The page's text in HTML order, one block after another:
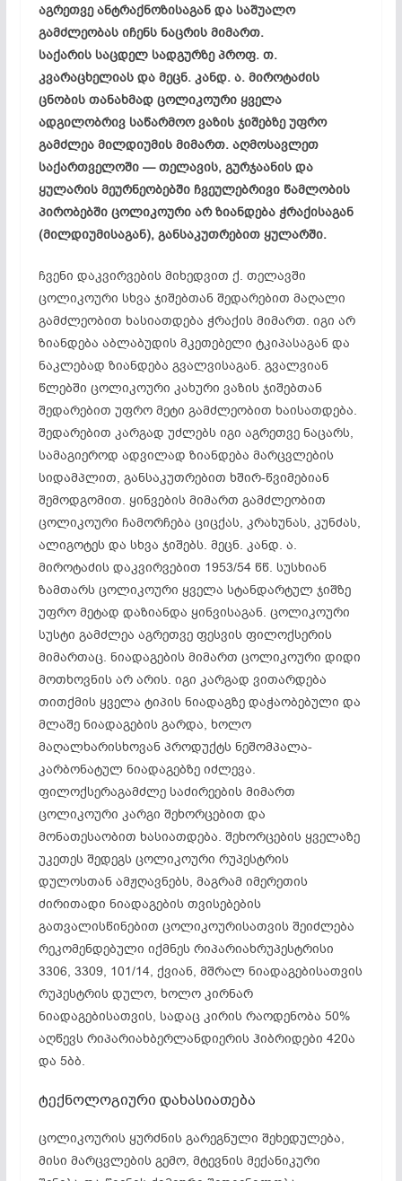
აგრეთვე ანტრაქნოზისაგან და საშუალო
გამძლეობას იჩენს ნაცრის მიმართ.
საქარის საცდელ სადგურზე პროფ. თ.
კვარაცხელიას და მეცნ. კანდ. ა. მიროტაძის
ცნობის თანახმად ცოლიკოური ყველა
ადგილობრივ საწარმოო ვაზის ჯიშებზე უფრო
გამძლეა მილდიუმის მიმართ. აღმოსავლეთ
საქართველოში — თელავის, გურჯაანის და
ყულარის მეურნეობებში ჩვეულებრივი წამლობის
პირობებში ცოლიკოური არ ზიანდება ჭრაქისაგან
(მილდიუმისაგან), განსაკუთრებით ყულარში.
ჩვენი დაკვირვების მიხედვით ქ. თელავში
ცოლიკოური სხვა ჯიშებთან შედარებით მაღალი
გამძლეობით ხასიათდება ჭრაქის მიმართ. იგი არ
ზიანდება აბლაბუდის მკეთებელი ტკიპასაგან და
ნაკლებად ზიანდება გვალვისაგან. გვალვიან
წლებში ცოლიკოური კახური ვაზის ჯიშებთან
შედარებით უფრო მეტი გამძლეობით ხაისათდება.
შედარებით კარგად უძლებს იგი აგრეთვე ნაცარს,
სამაგიეროდ ადვილად ზიანდება მარცვლების
სიდამპლით, განსაკუთრებით ხშირ-წვიმებიან
შემოდგომით. ყინვების მიმართ გამძლეობით
ცოლიკოური ჩამორჩება ციცქას, კრახუნას, კუნძას,
ალიგოტეს და სხვა ჯიშებს. მეცნ. კანდ. ა.
მიროტაძის დაკვირვებით 1953/54 წწ. სუსხიან
ზამთარს ცოლიკოური ყველა სტანდარტულ ჯიშზე
უფრო მეტად დაზიანდა ყინვისაგან. ცოლიკოური
სუსტი გამძლეა აგრეთვე ფესვის ფილოქსერის
მიმართაც. ნიადაგების მიმართ ცოლიკოური დიდი
მოთხოვნის არ არის. იგი კარგად ვითარდება
თითქმის ყველა ტიპის ნიადაგზე დაჭაობებული და
მლაშე ნიადაგების გარდა, ხოლო
მაღალხარისხოვან პროდუქტს ნეშომპალა-
კარბონატულ ნიადაგებზე იძლევა.
ფილოქსერაგამძლე საძირეების მიმართ
ცოლიკოური კარგი შეხორცებით და
მონათესაობით ხასიათდება. შეხორცების ყველაზე
უკეთეს შედეგს ცოლიკოური რუპესტრის
დულოსთან ამჟღავნებს, მაგრამ იმერეთის
ძირითადი ნიადაგების თვისებების
გათვალისწინებით ცოლიკოურისათვის შეიძლება
რეკომენდებული იქმნეს რიპარიახრუპესტრისი
3306, 3309, 101/14, ქვიან, მშრალ ნიადაგებისათვის
რუპესტრის დულო, ხოლო კირნარ
ნიადაგებისათვის, სადაც კირის რაოდენობა 50%
აღწევს რიპარიახბერლანდიერის ჰიბრიდები 420ა
და 5ბბ.
ტექნოლოგიური დახასიათება
ცოლიკოურის ყურძნის გარეგნული შეხედულება,
მისი მარცვლების გემო, მტევნის მექანიკური